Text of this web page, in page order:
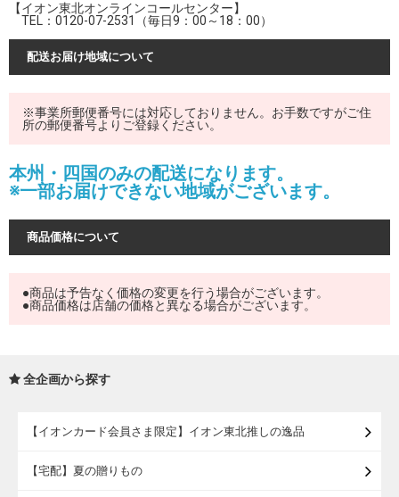
【イオン東北オンラインコールセンター】
TEL：0120-07-2531（毎日9：00～18：00）
配送お届け地域について
※事業所郵便番号には対応しておりません。お手数ですがご住
所の郵便番号よりご登録ください。
本州・四国のみの配送になります。
※一部お届けできない地域がございます。
商品価格について
●商品は予告なく価格の変更を行う場合がございます。
●商品価格は店舗の価格と異なる場合がございます。
全企画から探す
【イオンカード会員さま限定】イオン東北推しの逸品
【宅配】夏の贈りもの